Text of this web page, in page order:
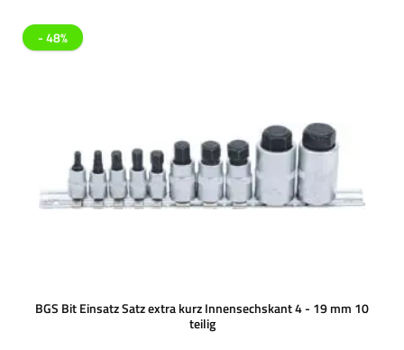
- 48%
BGS Bit Einsatz Satz extra kurz Innensechskant 4 - 19 mm 10
teilig